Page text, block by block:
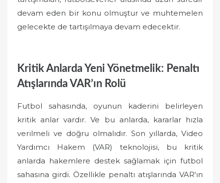
devam eden bir konu olmuştur ve muhtemelen
gelecekte de tartışılmaya devam edecektir.
Kritik Anlarda Yeni Yönetmelik: Penaltı
Atışlarında VAR’ın Rolü
Futbol sahasında, oyunun kaderini belirleyen
kritik anlar vardır. Ve bu anlarda, kararlar hızla
verilmeli ve doğru olmalıdır. Son yıllarda, Video
Yardımcı Hakem (VAR) teknolojisi, bu kritik
anlarda hakemlere destek sağlamak için futbol
sahasına girdi. Özellikle penaltı atışlarında VAR'ın